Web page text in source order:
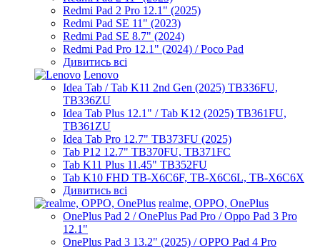
Redmi Pad 2 Pro 12.1" (2025)
Redmi Pad SE 11" (2023)
Redmi Pad SE 8.7" (2024)
Redmi Pad Pro 12.1" (2024) / Poco Pad
Дивитись всі
Lenovo
Idea Tab / Tab K11 2nd Gen (2025) TB336FU,
TB336ZU
Idea Tab Plus 12.1" / Tab K12 (2025) TB361FU,
TB361ZU
Idea Tab Pro 12.7" TB373FU (2025)
Tab P12 12.7" TB370FU, TB371FC
Tab K11 Plus 11.45" TB352FU
Tab K10 FHD TB-X6C6F, TB-X6C6L, TB-X6C6X
Дивитись всі
realme, OPPO, OnePlus
OnePlus Pad 2 / OnePlus Pad Pro / Oppo Pad 3 Pro
12.1"
OnePlus Pad 3 13.2" (2025) / OPPO Pad 4 Pro